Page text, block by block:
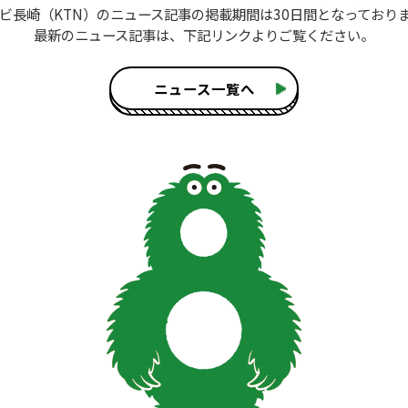
長崎（KTN）のニュース記事の掲載期間は30日間となっており
最新のニュース記事は、 下記リンクよりご覧ください。
ニュース一覧へ